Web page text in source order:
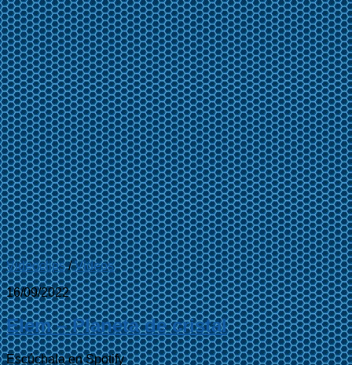
Videoclips/Videos
16/09/2022
Elem – Planeta de cristal
Escúchala en Spotify